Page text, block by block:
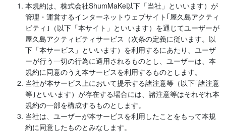
本規約は、株式会社ShumMaKe以下「当社」といいます）が
管理・運営するインターネットウェブサイト｢屋久島アクティ
ビティ｣（以下「本サイト」といいます）を通じてユーザーが
屋久島アクティビティサービス（次条の定義に従います。以
下「本サービス」といいます）を利用するにあたり、ユーザ
ーが行う一切の行為に適用されるものとし、ユーザーは、本
規約に同意のうえ本サービスを利用するものとします。
当社が本サービス上において提示する諸注意等（以下｢諸注意
等｣といいます）が存在する場合には、諸注意等はそれぞれ本
規約の一部を構成するものとします。
当社は、ユーザーが本サービスを利用したことをもって本規
約に同意したものとみなします。